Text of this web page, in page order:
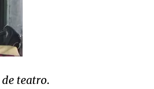
teatro.